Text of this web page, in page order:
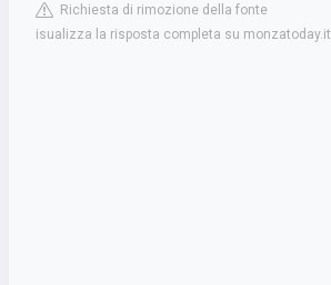
Richiesta di rimozione della fonte
isualizza la risposta completa su monzatoday.it